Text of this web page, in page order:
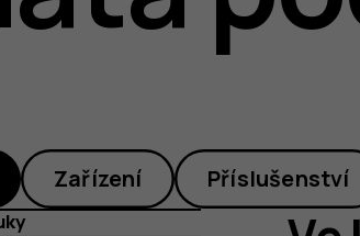
Zařízení Příslušenství